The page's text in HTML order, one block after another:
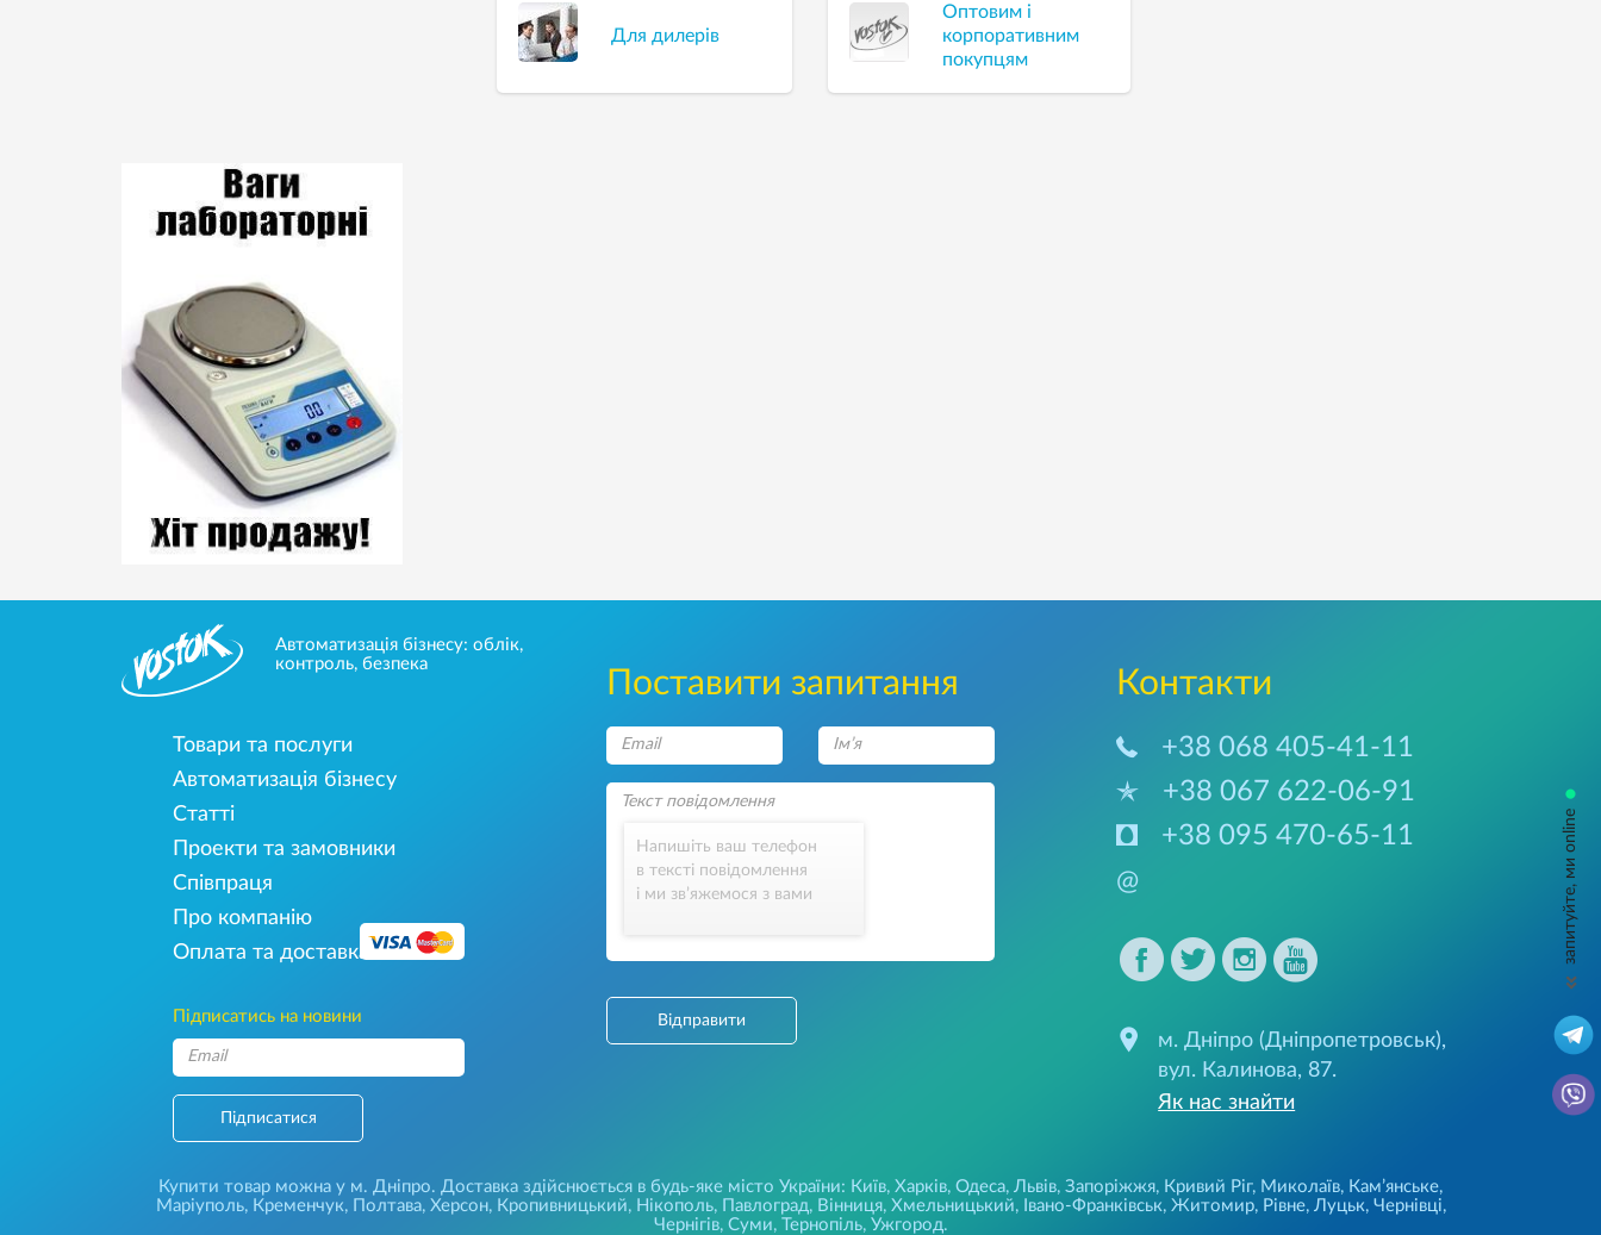
Для дилерів
Оптовим і
корпоративним
покупцям
Автоматизація бізнесу: облік,
контроль, безпека
Товари та послуги
Автоматизація бізнесу
Статті
Проекти та замовники
Співпраця
Про компанію
Оплата та доставка
Підписатись на новини
Підписатися
Поставити запитання
Напишіть ваш телефон
в тексті повідомлення
і ми зв’яжемося з вами
Відправити
Контакти
+38 068 405-41-11
+38 067 622-06-91
+38 095 470-65-11
@
м. Дніпро (Дніпропетровськ),
вул. Калинова, 87.
Як нас знайти
Купити товар можна у м. Дніпро. Доставка здійснюється в будь-яке місто України: Київ, Харків, Одеса, Львів, Запоріжжя, Кривий Ріг, Миколаїв, Кам’янське,
Маріуполь, Кременчук, Полтава, Херсон, Кропивницький, Нікополь, Павлоград, Вінниця, Хмельницький, Івано-Франківськ, Житомир, Рівне, Луцьк, Чернівці,
Чернігів, Суми, Тернопіль, Ужгород.
запитуйте, ми online
•